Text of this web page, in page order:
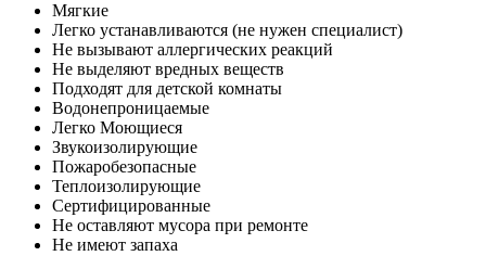
Мягкие
Легко устанавливаются (не нужен специалист)
Не вызывают аллергических реакций
Не выделяют вредных веществ
Подходят для детской комнаты
Водонепроницаемые
Легко Моющиеся
Звукоизолирующие
Пожаробезопасные
Теплоизолирующие
Сертифицированные
Не оставляют мусора при ремонте
Не имеют запаха